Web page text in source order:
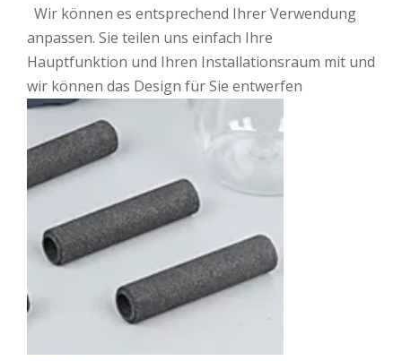
Wir können es entsprechend Ihrer Verwendung
anpassen. Sie teilen uns einfach Ihre
Hauptfunktion und Ihren Installationsraum mit und
wir können das Design für Sie entwerfen